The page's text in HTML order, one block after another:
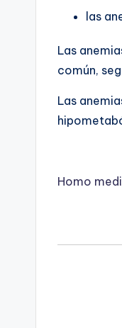
las
Las
común,
Las
Homo